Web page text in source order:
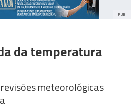
PUB
da temperatura
meteorológicas